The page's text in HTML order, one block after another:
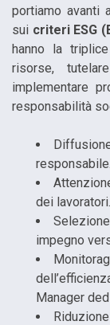
portiamo avanti
sui criteri ESG
hanno la
risorse,
implementare
responsabilità
responsabile.
dei lavoratori.
impegno
Manager